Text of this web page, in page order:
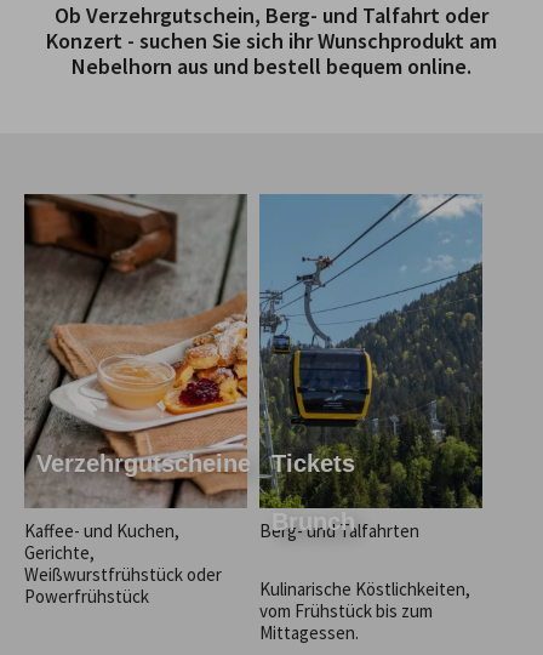
Ob Verzehrgutschein, Berg- und Talfahrt oder
Konzert - suchen Sie sich ihr Wunschprodukt am
Nebelhorn aus und bestell bequem online.
Verzehrgutscheine
Kaffee- und Kuchen,
Gerichte,
Weißwurstfrühstück oder
Powerfrühstück
Tickets
Berg- und Talfahrten
Brunch
Kulinarische Köstlichkeiten,
vom Frühstück bis zum
Mittagessen.